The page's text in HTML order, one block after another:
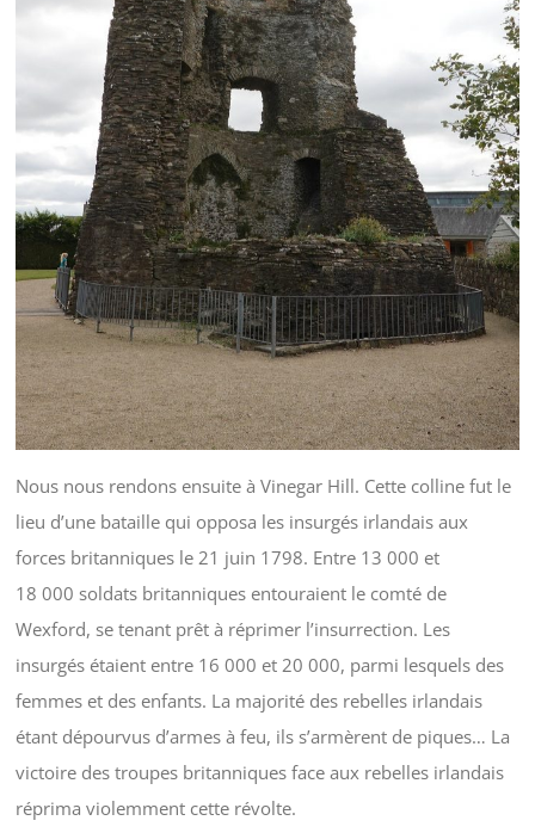
Nous nous rendons ensuite à Vinegar Hill. Cette colline fut le
lieu d’une bataille qui opposa les insurgés irlandais aux
forces britanniques le 21 juin 1798. Entre 13 000 et
18 000 soldats britanniques entouraient le comté de
Wexford, se tenant prêt à réprimer l’insurrection. Les
insurgés étaient entre 16 000 et 20 000, parmi lesquels des
femmes et des enfants. La majorité des rebelles irlandais
étant dépourvus d’armes à feu, ils s’armèrent de piques… La
victoire des troupes britanniques face aux rebelles irlandais
réprima violemment cette révolte.